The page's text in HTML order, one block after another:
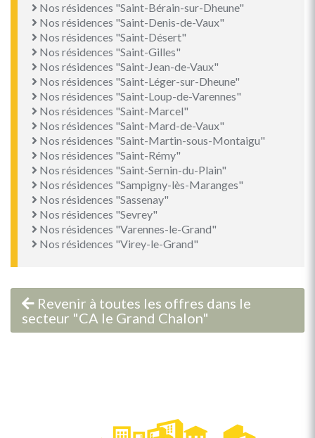
Nos résidences "Saint-Bérain-sur-Dheune"
Nos résidences "Saint-Denis-de-Vaux"
Nos résidences "Saint-Désert"
Nos résidences "Saint-Gilles"
Nos résidences "Saint-Jean-de-Vaux"
Nos résidences "Saint-Léger-sur-Dheune"
Nos résidences "Saint-Loup-de-Varennes"
Nos résidences "Saint-Marcel"
Nos résidences "Saint-Mard-de-Vaux"
Nos résidences "Saint-Martin-sous-Montaigu"
Nos résidences "Saint-Rémy"
Nos résidences "Saint-Sernin-du-Plain"
Nos résidences "Sampigny-lès-Maranges"
Nos résidences "Sassenay"
Nos résidences "Sevrey"
Nos résidences "Varennes-le-Grand"
Nos résidences "Virey-le-Grand"
Revenir à toutes les offres dans le
secteur "CA le Grand Chalon"